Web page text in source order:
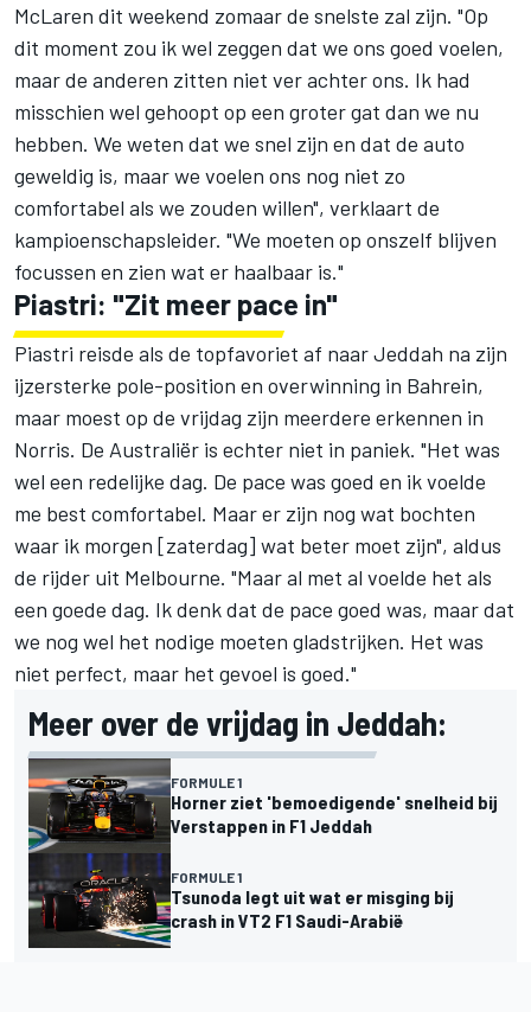
McLaren dit weekend zomaar de snelste zal zijn. "Op
dit moment zou ik wel zeggen dat we ons goed voelen,
maar de anderen zitten niet ver achter ons. Ik had
misschien wel gehoopt op een groter gat dan we nu
hebben. We weten dat we snel zijn en dat de auto
geweldig is, maar we voelen ons nog niet zo
comfortabel als we zouden willen", verklaart de
kampioenschapsleider. "We moeten op onszelf blijven
focussen en zien wat er haalbaar is."
Piastri: "Zit meer pace in"
Piastri reisde als de topfavoriet af naar Jeddah na zijn
ijzersterke pole-position en overwinning in Bahrein,
maar moest op de vrijdag zijn meerdere erkennen in
Norris. De Australiër is echter niet in paniek. "Het was
wel een redelijke dag. De pace was goed en ik voelde
me best comfortabel. Maar er zijn nog wat bochten
waar ik morgen [zaterdag] wat beter moet zijn", aldus
de rijder uit Melbourne. "Maar al met al voelde het als
een goede dag. Ik denk dat de pace goed was, maar dat
we nog wel het nodige moeten gladstrijken. Het was
niet perfect, maar het gevoel is goed."
Meer over de vrijdag in Jeddah:
FORMULE 1
Horner ziet 'bemoedigende' snelheid bij
Verstappen in F1 Jeddah
FORMULE 1
Tsunoda legt uit wat er misging bij
crash in VT2 F1 Saudi-Arabië